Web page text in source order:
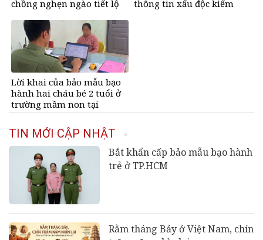
chồng nghẹn ngào tiết lộ
thông tin xấu độc kiếm
Lời khai của bảo mẫu bạo
hành hai cháu bé 2 tuổi ở
trường mầm non tại
TIN MỚI CẬP NHẬT
Bắt khẩn cấp bảo mẫu bạo hành
trẻ ở TP.HCM
Rằm tháng Bảy ở Việt Nam, chín